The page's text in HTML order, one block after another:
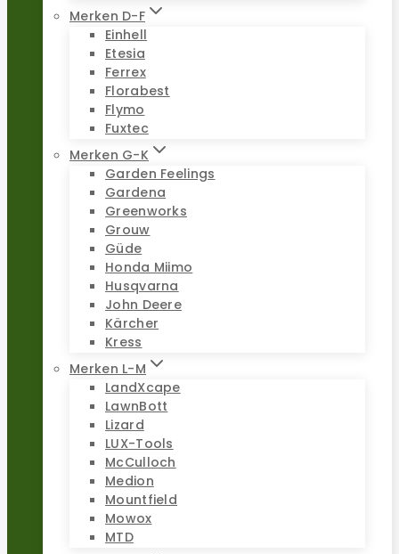
Merken D-F
Einhell
Etesia
Ferrex
Florabest
Flymo
Fuxtec
Merken G-K
Garden Feelings
Gardena
Greenworks
Grouw
Güde
Honda Miimo
Husqvarna
John Deere
Kärcher
Kress
Merken L-M
LandXcape
LawnBott
Lizard
LUX-Tools
McCulloch
Medion
Mountfield
Mowox
MTD